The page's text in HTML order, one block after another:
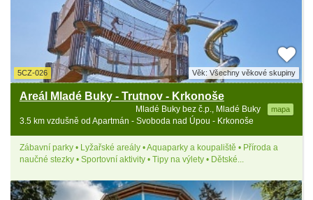
5CZ-026 Věk: Všechny věkové skupiny
Areál Mladé Buky - Trutnov - Krkonoše
Mladé Buky bez č.p., Mladé Buky mapa
3.5 km vzdušně od Apartmán - Svoboda nad Úpou - Krkonoše
Zábavní parky • Lyžařské areály • Aquaparky a koupaliště • Příroda a
naučné stezky • Sportovní aktivity • Tipy na výlety • Dětské...